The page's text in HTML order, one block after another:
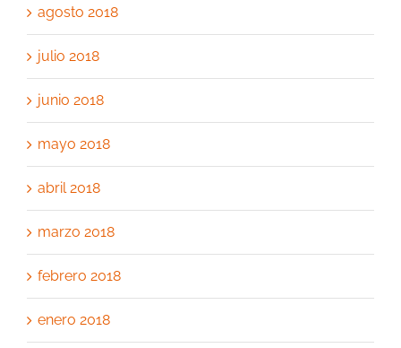
agosto 2018
julio 2018
junio 2018
mayo 2018
abril 2018
marzo 2018
febrero 2018
enero 2018